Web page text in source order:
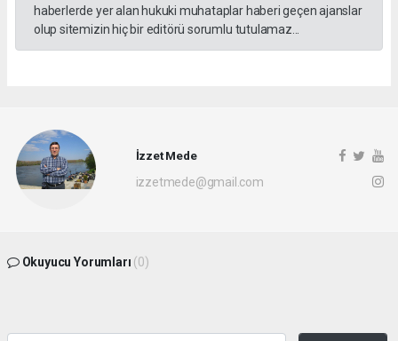
haberlerde yer alan hukuki muhataplar haberi geçen ajanslar
olup sitemizin hiç bir editörü sorumlu tutulamaz...
İzzet Mede
izzetmede@gmail.com
Okuyucu Yorumları (0)